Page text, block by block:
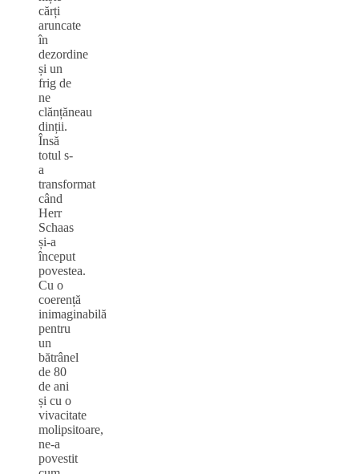
cărți
aruncate
în
dezordine
și un
frig de
ne
clănțăneau
dinții.
Însă
totul s-
a
transformat
când
Herr
Schaas
și-a
început
povestea.
Cu o
coerență
inimaginabilă
pentru
un
bătrânel
de 80
de ani
și cu o
vivacitate
molipsitoare,
ne-a
povestit